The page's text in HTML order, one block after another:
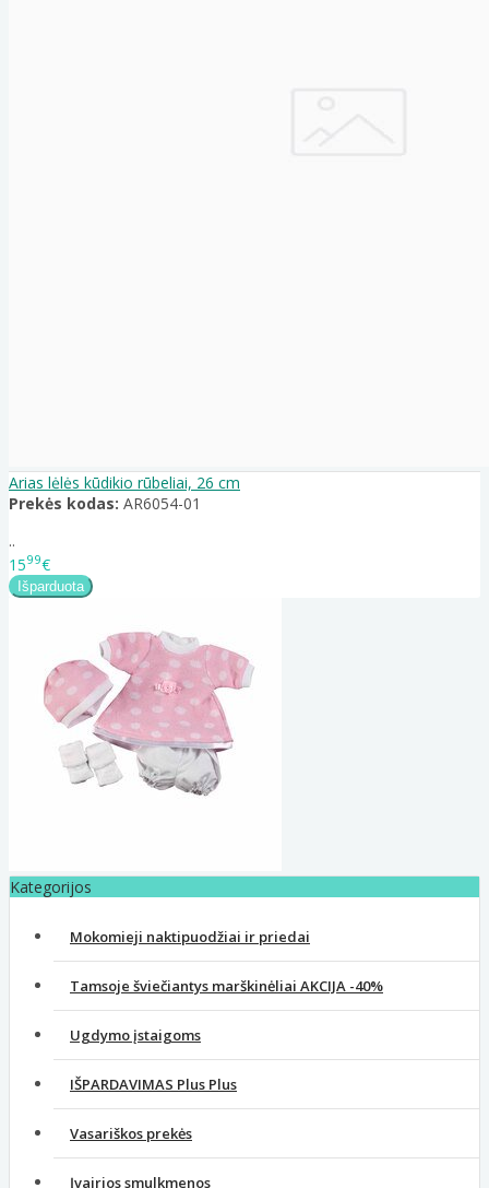
Arias lėlės kūdikio rūbeliai, 26 cm
Prekės kodas: AR6054-01
..
1599€
Kategorijos
Mokomieji naktipuodžiai ir priedai
Tamsoje šviečiantys marškinėliai AKCIJA -40%
Ugdymo įstaigoms
IŠPARDAVIMAS Plus Plus
Vasariškos prekės
Įvairios smulkmenos